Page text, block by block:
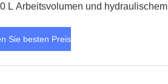
L Arbeitsvolumen und hydraulischem
Sie besten Preis